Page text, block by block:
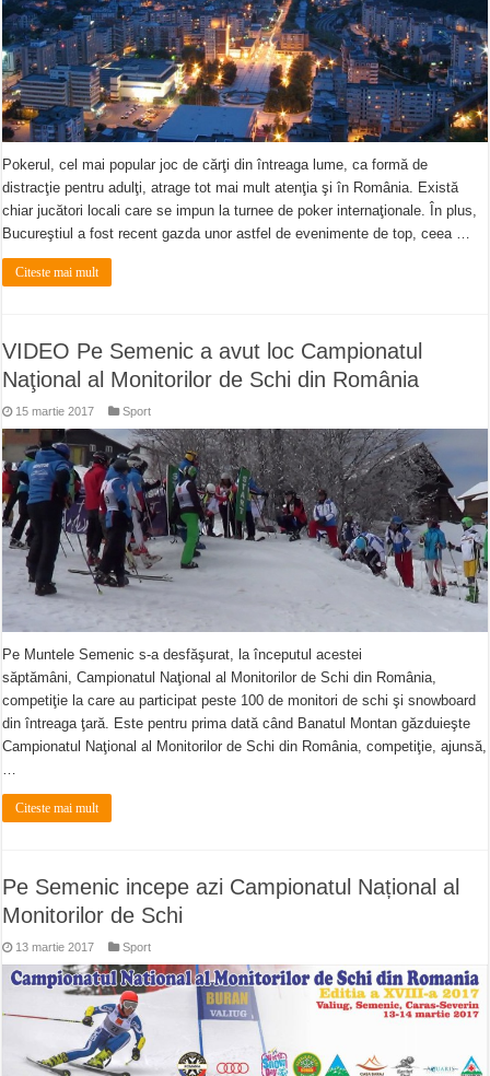
Pokerul, cel mai popular joc de cărţi din întreaga lume, ca formă de
distracţie pentru adulţi, atrage tot mai mult atenţia şi în România. Există
chiar jucători locali care se impun la turnee de poker internaţionale. În plus,
Bucureştiul a fost recent gazda unor astfel de evenimente de top, ceea …
Citeste mai mult
VIDEO Pe Semenic a avut loc Campionatul
Naţional al Monitorilor de Schi din România
15 martie 2017 Sport
Pe Muntele Semenic s-a desfăşurat, la începutul acestei
săptămâni, Campionatul Naţional al Monitorilor de Schi din România,
competiţie la care au participat peste 100 de monitori de schi şi snowboard
din întreaga ţară. Este pentru prima dată când Banatul Montan găzduieşte
Campionatul Naţional al Monitorilor de Schi din România, competiţie, ajunsă,
…
Citeste mai mult
Pe Semenic incepe azi Campionatul Național al
Monitorilor de Schi
13 martie 2017 Sport